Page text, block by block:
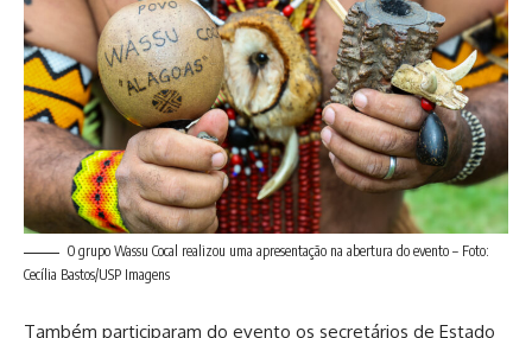
O grupo Wassu Cocal realizou uma apresentação na abertura do evento – Foto:
Cecília Bastos/USP Imagens
Também participaram do evento os secretários de Estado